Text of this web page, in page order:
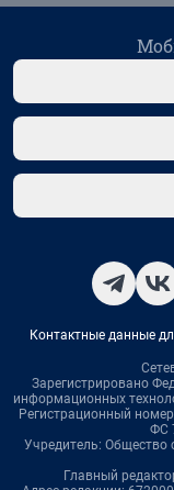
Контактные данные
Зарегистрировано
информационных
Регистрационный
ФС
Учредитель: Общество
Главный